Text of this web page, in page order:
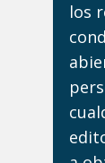
los